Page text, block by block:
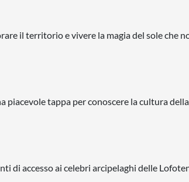
il territorio e vivere la magia del sole che
piacevole tappa per conoscere la cultura della
di accesso ai celebri arcipelaghi delle